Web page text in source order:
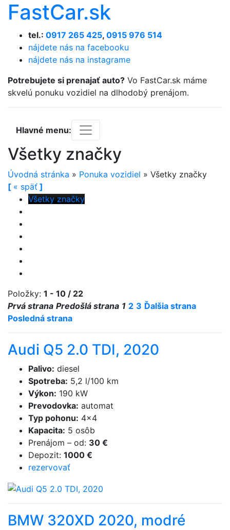
FastCar.sk
tel.: 0917 265 425, 0915 976 514
nájdete nás na facebooku
nájdete nás na instagrame
Potrebujete si prenajať auto? Vo FastCar.sk máme
skvelú ponuku vozidiel na dlhodobý prenájom.
Hlavné menu:
Všetky značky
Úvodná stránka » Ponuka vozidiel » Všetky značky
[ « späť ]
Všetky značky
Položky: 1 - 10 / 22
Prvá strana Predošlá strana 1 2 3 Ďalšia strana
Posledná strana
Audi Q5 2.0 TDI, 2020
Palivo: diesel
Spotreba: 5,2 l/100 km
Výkon: 190 kW
Prevodovka: automat
Typ pohonu: 4×4
Kapacita: 5 osôb
Prenájom – od: 30 €
Depozit: 1000 €
rezervovať
BMW 320XD 2020, modré